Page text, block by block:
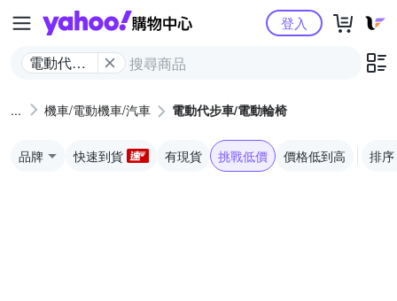
Yahoo購物中心
電動代步
椅
登入
機車/電動機車/汽車 電動代步車/電動輪椅
品牌 快速到貨 有現貨 挑戰低價 價格低到高 排序